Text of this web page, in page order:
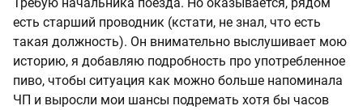
есть старший проводник (кстати, не знал, что есть
такая должность). Он внимательно выслушивает мою
историю, я добавляю подробность про употребленное
пиво, чтобы ситуация как можно больше напоминала
ЧП и выросли мои шансы подремать хотя бы часов